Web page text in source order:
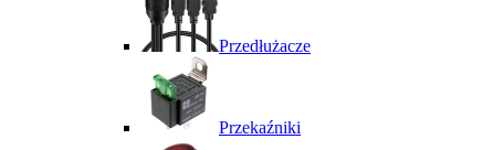
Przedłużacze
Przekaźniki